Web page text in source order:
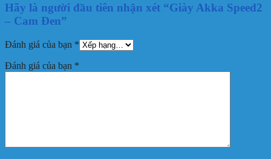
Hãy là người đầu tiên nhận xét “Giày Akka Speed2
– Cam Đen”
Đánh giá của bạn *
Đánh giá của bạn *